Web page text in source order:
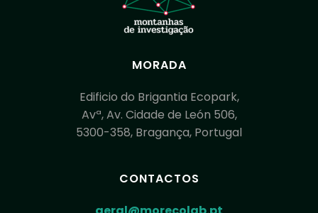
MORADA
Edificio do Brigantia Ecopark,
Avª, Av. Cidade de León 506,
5300-358, Bragança, Portugal
CONTACTOS